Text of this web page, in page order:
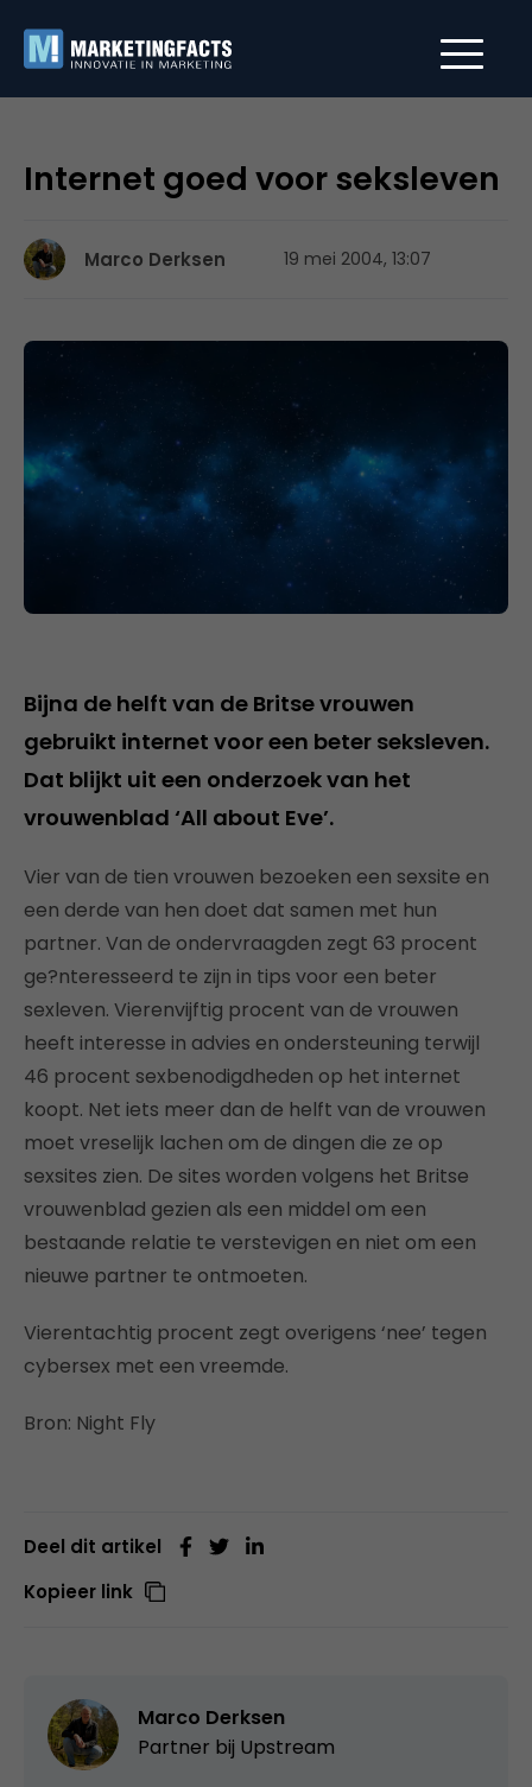
Internet goed voor seksleven
Marco Derksen 19 mei 2004, 13:07
Bijna de helft van de Britse vrouwen
gebruikt internet voor een beter seksleven.
Dat blijkt uit een onderzoek van het
vrouwenblad ‘All about Eve’.
Vier van de tien vrouwen bezoeken een sexsite en
een derde van hen doet dat samen met hun
partner. Van de ondervraagden zegt 63 procent
ge?nteresseerd te zijn in tips voor een beter
sexleven. Vierenvijftig procent van de vrouwen
heeft interesse in advies en ondersteuning terwijl
46 procent sexbenodigdheden op het internet
koopt. Net iets meer dan de helft van de vrouwen
moet vreselijk lachen om de dingen die ze op
sexsites zien. De sites worden volgens het Britse
vrouwenblad gezien als een middel om een
bestaande relatie te verstevigen en niet om een
nieuwe partner te ontmoeten.
Vierentachtig procent zegt overigens ‘nee’ tegen
cybersex met een vreemde.
Bron: Night Fly
Deel dit artikel
Kopieer link
Marco Derksen
Partner bij Upstream